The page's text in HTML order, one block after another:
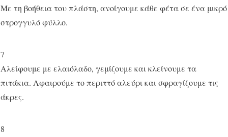
Με τη βοήθεια του πλάστη, ανοίγουμε κάθε φέτα σε ένα μικρό
στρογγυλό φύλλο.
7
Αλείφουμε με ελαιόλαδο, γεμίζουμε και κλείνουμε τα
πιτάκια. Αφαιρούμε το περιττό αλεύρι και σφραγίζουμε τις
άκρες.
8